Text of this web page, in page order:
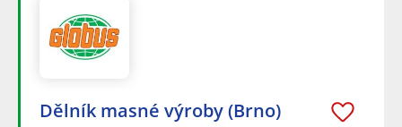
Dělník masné výroby (Brno)